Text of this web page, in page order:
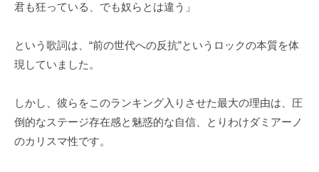
君も狂っている、でも奴らとは違う」
という歌詞は、“前の世代への反抗”というロックの本質を体
現していました。
しかし、彼らをこのランキング入りさせた最大の理由は、圧
倒的なステージ存在感と魅惑的な自信、とりわけダミアーノ
のカリスマ性です。